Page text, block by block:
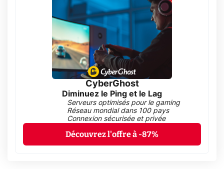
CyberGhost
Diminuez le Ping et le Lag
Serveurs optimisés pour le gaming
Réseau mondial dans 100 pays
Connexion sécurisée et privée
Découvrez l'offre à -87%